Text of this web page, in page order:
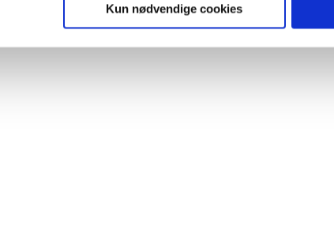
så giver du samtykke til de ovenfor nævnte formål med
vælge bestemte cookie-typer til og fra nedenfor. Til
måtte ønske det.
Kun nødvendige cookies